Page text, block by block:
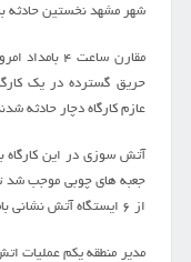
شهر مشهد نخستین حادثه
مقارن ساعت
حریق گسترده در یک
عازم کارگاه دچار حادثه
از ۶ ایستگاه آتش نشانی بامداد امروز به محل حادثه اعزام شوند.
مدیر منطقه یکم عملیات